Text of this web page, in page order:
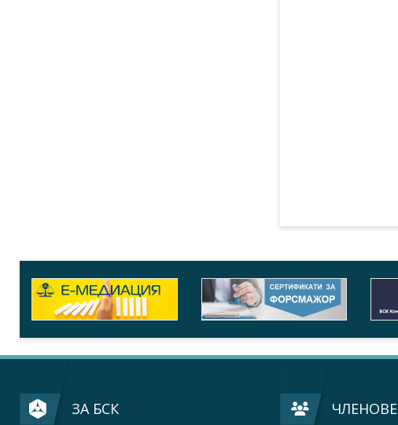
ЗА БСК ЧЛЕНОВЕ